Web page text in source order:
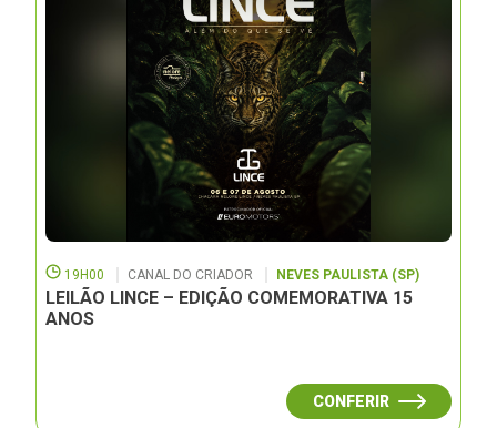
19H00 CANAL DO CRIADOR NEVES PAULISTA (SP)
LEILÃO LINCE – EDIÇÃO COMEMORATIVA 15
ANOS
CONFERIR